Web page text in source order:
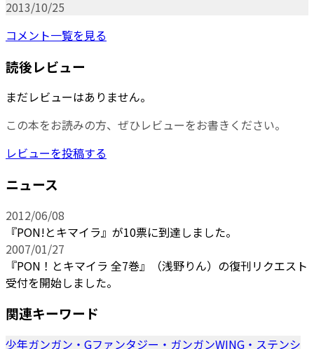
2013/10/25
コメント一覧を見る
読後レビュー
まだレビューはありません。
この本をお読みの方、ぜひレビューをお書きください。
レビューを投稿する
ニュース
2012/06/08
『PON!とキマイラ』が10票に到達しました。
2007/01/27
『PON！とキマイラ 全7巻』（浅野りん）の復刊リクエスト
受付を開始しました。
関連キーワード
少年ガンガン・Gファンタジー・ガンガンWING・ステンシ